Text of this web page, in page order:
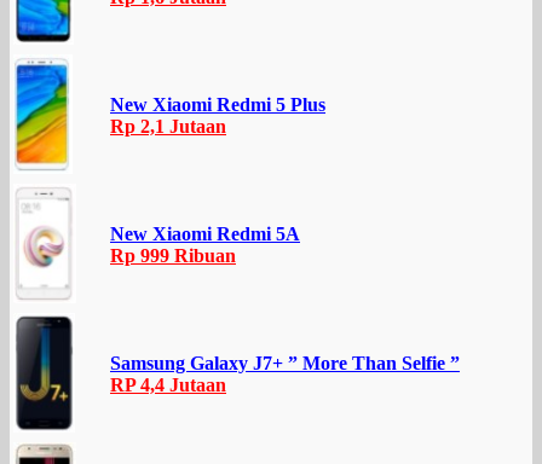
New Xiaomi Redmi 5 Plus
Rp 2,1 Jutaan
New Xiaomi Redmi 5A
Rp 999 Ribuan
Samsung Galaxy J7+ ” More Than Selfie ”
RP 4,4 Jutaan